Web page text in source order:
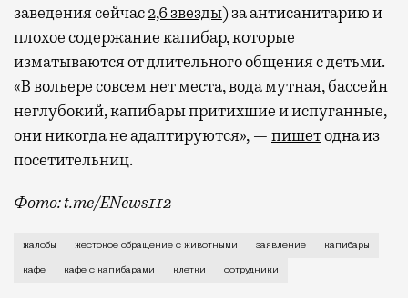
заведения сейчас2,6 звезды) за антисанитарию и
плохое содержание капибар, которые
изматываются от длительного общения с детьми.
«В вольере совсем нет места, вода мутная, бассейн
неглубокий, капибары притихшие и испуганные,
они никогда не адаптируются», — пишетодна из
посетительниц.
Фото: t.me/ENews112
С момента открытия нового контактного кафе с
жалобы жестокое обращение с животными заявление капибары
кафе кафе с капибарами клетки сотрудники